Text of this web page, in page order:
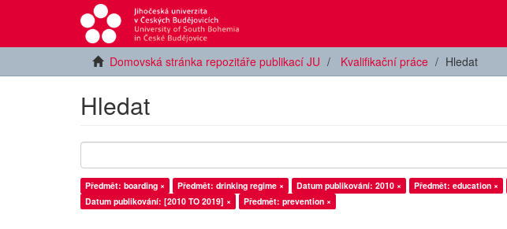
Domovská stránka repozitáře publikací JU Kvalifikační práce Hledat
Hledat
Předmět: boarding × Předmět: drinking regime × Datum publikování: 2010 × Předmět: education ×
Datum publikování: [2010 TO 2019] ×
Předmět: prevention ×